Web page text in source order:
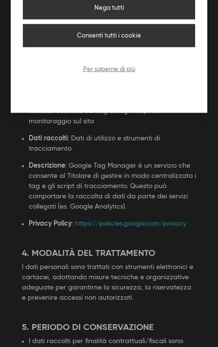
proprio network pubblicitario.
Privacy Policy:https://policies.google.com/privacy
https://policies.google.com/technologies/partner-
monitoraggio sul sito
Dati raccolti: Dati di utilizzo e strumenti di
tracciamento
Descrizione: Google Tag Manager è un servizio che
consente al Titolare di gestire in modo centralizzato i
tag e gli script di tracciamento. Questo può
comportare la raccolta di dati da parte dei servizi
collegati (es. Google Analytics).
Privacy Policy: https://policies.google.com/privacy
4. MODALITÀ DEL TRATTAMENTO
I dati personali sono trattati con strumenti elettronici e
cartacei, adottando misure tecniche e organizzative
adeguate per garantirne la sicurezza, la riservatezza
e prevenire accessi non autorizzati.
5. PERIODO DI CONSERVAZIONE
I dati raccolti per finalità contrattuali/fiscali sono
Nega tutti
Consenti tutti i cookie
Per saperne di più